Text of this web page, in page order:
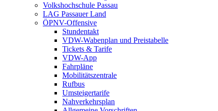
Volkshochschule Passau
LAG Passauer Land
ÖPNV-Offensive
Stundentakt
VDW-Wabenplan und Preistabelle
Tickets & Tarife
VDW-App
Fahrpläne
Mobilitätszentrale
Rufbus
Umsteigertarife
Nahverkehrsplan